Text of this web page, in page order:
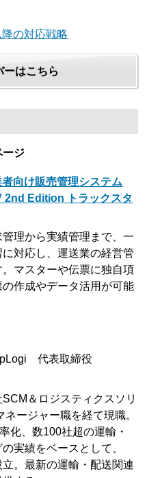
の対応戦略
ーはこちら
ージ
向け販売管理システム
2nd Edition トラックスタ
理から実績管理まで、一
対応し、運送業の経営管
マスターや伝票に独自項
作成やデータ活用が可能
代表取締役
＆ロジスティクスソリ
ージャー職を経て現職。
化、数100社超の運輸・
実績をベースとして、
。最新の運輸・配送関連